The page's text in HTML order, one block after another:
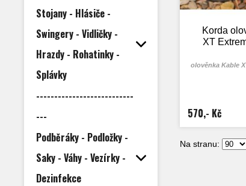
Stojany - Hlásiče -
Swingery - Vidličky -
Hrazdy - Rohatinky -
Splávky
---------------------------
---
Podběráky - Podložky -
Saky - Váhy - Vezírky -
Dezinfekce
Korda
XT
olověnka Kable
570,- Kč
Na stranu: